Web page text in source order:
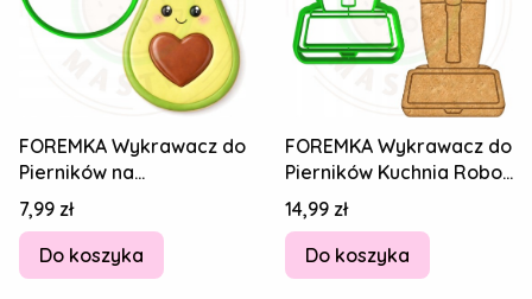
FOREMKA Wykrawacz do
Pierników na
WALENTYNKI OWOCE
Serce PAN AWOKADO
10cm
Cena
7,99 zł
Do koszyka
FOREMKA Wykrawacz do
Pierników Kuchnia Robot
kuchenny Thermomix
TM7 10cm
Cena
14,99 zł
Do koszyka